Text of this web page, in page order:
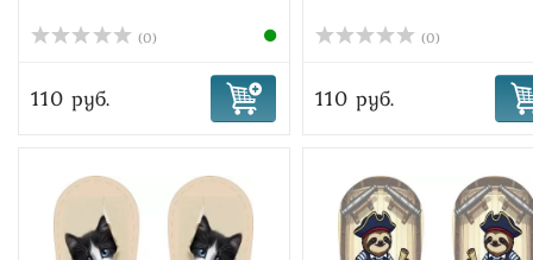
(0)
110 руб.
(0)
110 руб.